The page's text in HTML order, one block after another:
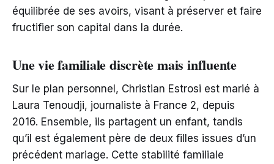
équilibrée de ses avoirs, visant à préserver et faire
fructifier son capital dans la durée.
Une vie familiale discrète mais influente
Sur le plan personnel, Christian Estrosi est marié à
Laura Tenoudji, journaliste à France 2, depuis
2016. Ensemble, ils partagent un enfant, tandis
qu’il est également père de deux filles issues d’un
précédent mariage. Cette stabilité familiale